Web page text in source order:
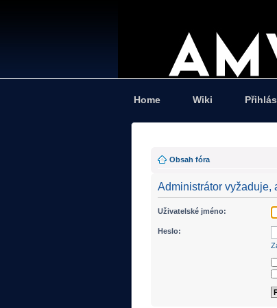
Home Wiki
Obsah fóra
Administrátor vyžaduje,
Uživatelské jméno:
Heslo: